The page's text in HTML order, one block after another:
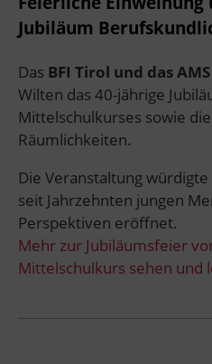
Jubiläum
Das BFI Tirol und das
Wilten das 40-jährige
Mittelschulkurses sowie
Räumlichkeiten.
Die Veranstaltung
seit Jahrzehnten jungen
Perspektiven eröffnet.
Mehr zur Jubiläumsfeier
Mittelschulkurs sehen und